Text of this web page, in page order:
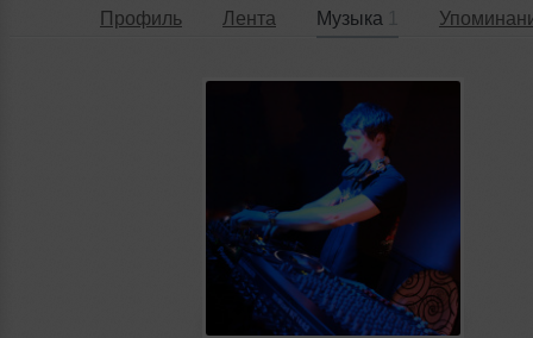
Профиль Лента Музыка